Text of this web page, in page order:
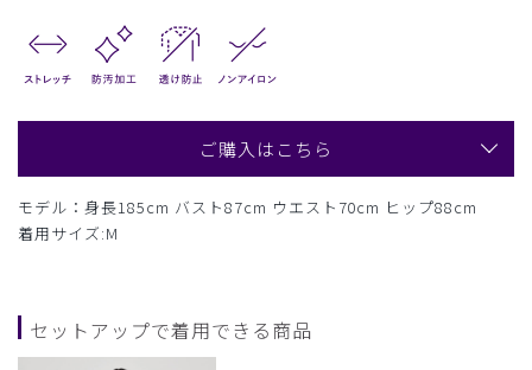
ご購入はこちら
モデル：身長185cm バスト87cm ウエスト70cm ヒップ88cm
着用サイズ:M
セットアップで着用できる商品